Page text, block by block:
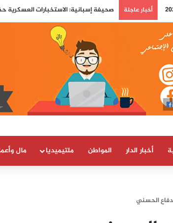
أخبار عاجلة دعوات جديدة عبر مواقع التواصل تقلق
أخبار الدار المواطن ملتيميديا مال
الحسني